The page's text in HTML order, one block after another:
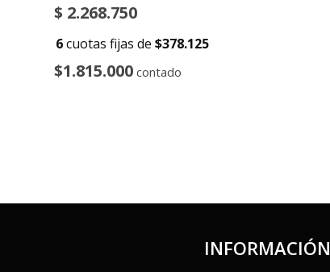
$ 2.268.750
6cuotas fijas de $378.125
$1.815.000contado
INFORMACIÓN